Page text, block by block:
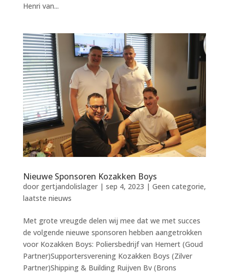
Henri van...
Nieuwe Sponsoren Kozakken Boys
door gertjandolislager| sep 4, 2023 | Geen categorie,
laatste nieuws
Met grote vreugde delen wij mee dat we met succes
de volgende nieuwe sponsoren hebben aangetrokken
voor Kozakken Boys: Poliersbedrijf van Hemert (Goud
Partner)Supportersverening Kozakken Boys (Zilver
Partner)Shipping & Building Ruijven Bv (Brons